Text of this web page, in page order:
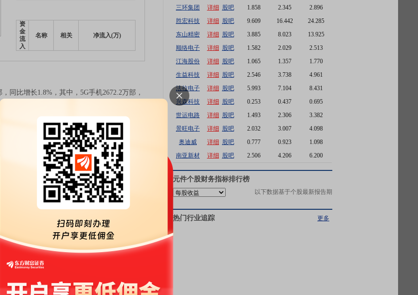
资
金
流
入
名称 相关 净流入(万)
比增长1.8%，其中，5G手机2672.2万部，
比增长8.9%，其中，5G手机2.14亿部，同
降26.0%，其中5G手机22款，同比下降
下降8.3%，其中5G手机186款，同比增长
同比增长30.2%，占同期手机出货量的
手机上市新机型数量的100%。
比增长16.7%，占同期手机出货量的
手机上市新机型数量的93.8%。
三环集团
详细 股吧 1.858 2.345
2.896
胜宏科技
详细 股吧 9.609 16.442
24.285
东山精密
详细 股吧 3.885 8.023
13.925
顺络电子
详细 股吧 1.582 2.029
2.513
江海股份
详细 股吧 1.065 1.357
1.770
生益科技
详细 股吧 2.546 3.738
4.961
法拉电子
详细 股吧 5.993 7.104
8.431
兴森科技
详细 股吧 0.253 0.437
0.695
世运电路
详细 股吧 1.493 2.306
3.382
景旺电子
详细 股吧 2.032 3.007
4.098
奥迪威
详细 股吧 0.777 0.923
1.098
南亚新材
详细 股吧 2.506 4.206 6.200
元件个股财务指标排行榜
以下数据基于个股最新报告期
热门行业追踪 更多